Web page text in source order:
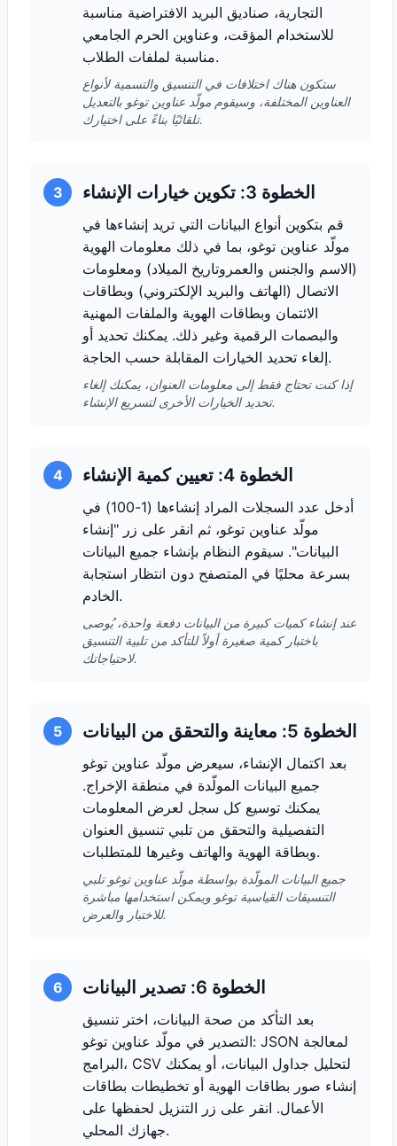
التجارية، صناديق البريد الافتراضية مناسبة
للاستخدام المؤقت، وعناوين الحرم الجامعي
مناسبة لملفات الطلاب.
ستكون هناك اختلافات في التنسيق والتسمية لأنواع
العناوين المختلفة، وسيقوم مولّد عناوين توغو بالتعديل
تلقائيًا بناءً على اختيارك.
3 الخطوة 3: تكوين خيارات الإنشاء
قم بتكوين أنواع البيانات التي تريد إنشاءها في
مولّد عناوين توغو، بما في ذلك معلومات الهوية
(الاسم والجنس والعمروتاريخ الميلاد) ومعلومات
الاتصال (الهاتف والبريد الإلكتروني) وبطاقات
الائتمان وبطاقات الهوية والملفات المهنية
والبصمات الرقمية وغير ذلك. يمكنك تحديد أو
إلغاء تحديد الخيارات المقابلة حسب الحاجة.
إذا كنت تحتاج فقط إلى معلومات العنوان، يمكنك إلغاء
تحديد الخيارات الأخرى لتسريع الإنشاء.
4 الخطوة 4: تعيين كمية الإنشاء
أدخل عدد السجلات المراد إنشاءها (1-100) في
مولّد عناوين توغو، ثم انقر على زر "إنشاء
البيانات". سيقوم النظام بإنشاء جميع البيانات
بسرعة محليًا في المتصفح دون انتظار استجابة
الخادم.
عند إنشاء كميات كبيرة من البيانات دفعة واحدة، يُوصى
باختبار كمية صغيرة أولاً للتأكد من تلبية التنسيق
لاحتياجاتك.
5 الخطوة 5: معاينة والتحقق من البيانات
بعد اكتمال الإنشاء، سيعرض مولّد عناوين توغو
جميع البيانات المولّدة في منطقة الإخراج.
يمكنك توسيع كل سجل لعرض المعلومات
التفصيلية والتحقق من تلبي تنسيق العنوان
وبطاقة الهوية والهاتف وغيرها للمتطلبات.
جميع البيانات المولّدة بواسطة مولّد عناوين توغو تلبي
التنسيقات القياسية توغو ويمكن استخدامها مباشرة
للاختبار والعرض.
6 الخطوة 6: تصدير البيانات
بعد التأكد من صحة البيانات، اختر تنسيق
التصدير في مولّد عناوين توغو: JSON لمعالجة
البرامج، CSV لتحليل جداول البيانات، أو يمكنك
إنشاء صور بطاقات الهوية أو تخطيطات بطاقات
الأعمال. انقر على زر التنزيل لحفظها على
جهازك المحلي.